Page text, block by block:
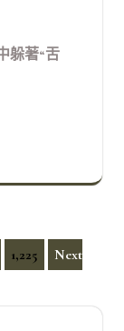
躲著“舌
Page
1,225
Next